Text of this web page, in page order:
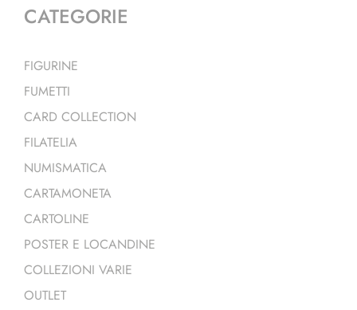
CATEGORIE
FIGURINE
FUMETTI
CARD COLLECTION
FILATELIA
NUMISMATICA
CARTAMONETA
CARTOLINE
POSTER E LOCANDINE
COLLEZIONI VARIE
OUTLET